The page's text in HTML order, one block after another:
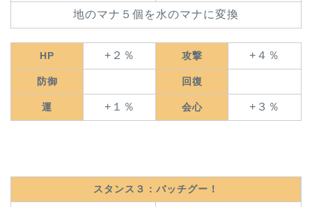
地のマナ５個を水のマナに変換
HP +２％ 攻撃 +４％
防御 回復
運 +１％ 会心 +３％
スタンス３：バッチグー！